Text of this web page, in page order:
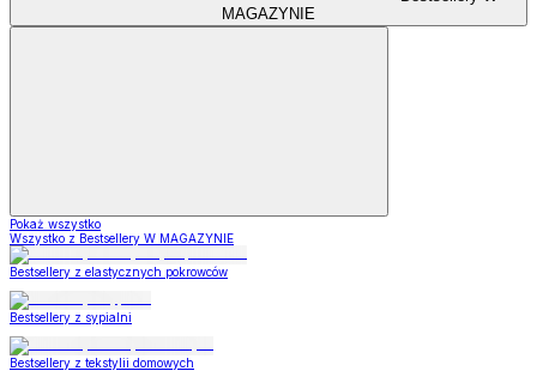
MAGAZYNIE
Pokaż wszystko
Wszystko z Bestsellery W MAGAZYNIE
Bestsellery z elastycznych pokrowców
Bestsellery z sypialni
Bestsellery z tekstylii domowych